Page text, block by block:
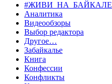
#ЖИВИ_НА_БАЙКАЛЕ
Аналитика
Видеообзоры
Выбор редактора
Другое…
Забайкалье
Книга
Конфессии
Конфликты